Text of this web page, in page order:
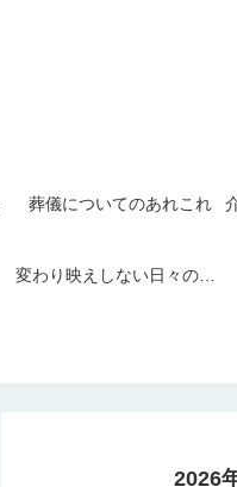
葬儀についてのあれこれ
変わり映えしない日々の日記
2026